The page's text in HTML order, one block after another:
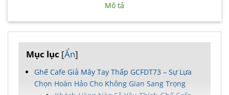
Mô tả
Mục lục [Ẩn]
Ghế Cafe Giả Mây Tay Thấp GCFDT73 – Sự Lựa
Chọn Hoàn Hảo Cho Không Gian Sang Trọng